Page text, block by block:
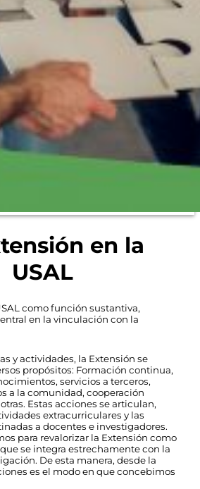
en la
USAL
como función sustantiva,
en la vinculación con la
y actividades, la Extensión se
propósitos: Formación continua,
servicios a terceros,
a la comunidad, cooperación
Estas acciones se articulan,
extracurriculares y las
a docentes e investigadores.
para revalorizar la Extensión como
se integra estrechamente con la
De esta manera, desde la
es el modo en que concebimos